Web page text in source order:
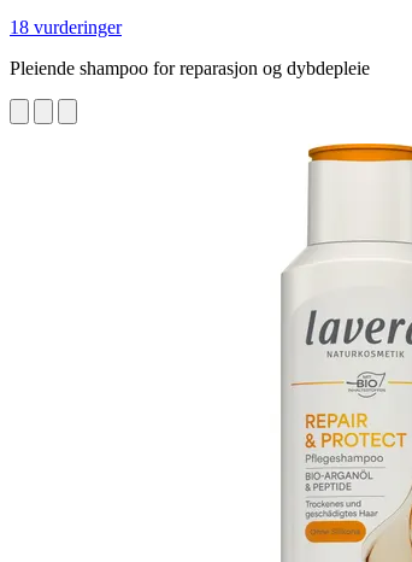
18 vurderinger
Pleiende shampoo for reparasjon og dybdepleie